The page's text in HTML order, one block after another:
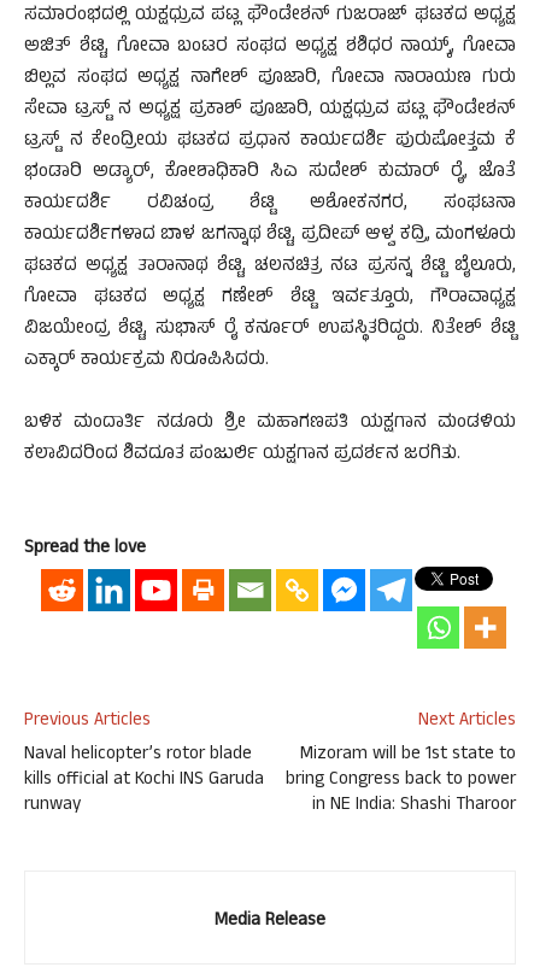
ಸಮಾರಂಭದಲ್ಲಿ ಯಕ್ಷಧ್ರುವ ಪಟ್ಲ ಫೌಂಡೇಶನ್ ಗುಜರಾಜ್ ಘಟಕದ ಅಧ್ಯಕ್ಷ
ಅಜಿತ್ ಶೆಟ್ಟಿ, ಗೋವಾ ಬಂಟರ ಸಂಘದ ಅಧ್ಯಕ್ಷ ಶಶಿಧರ ನಾಯ್ಕ್, ಗೋವಾ
ಬಿಲ್ಲವ ಸಂಘದ ಅಧ್ಯಕ್ಷ ನಾಗೇಶ್ ಪೂಜಾರಿ, ಗೋವಾ ನಾರಾಯಣ ಗುರು
ಸೇವಾ ಟ್ರಸ್ಟ್ ನ ಅಧ್ಯಕ್ಷ ಪ್ರಕಾಶ್ ಪೂಜಾರಿ, ಯಕ್ಷಧ್ರುವ ಪಟ್ಲ ಫೌಂಡೇಶನ್
ಟ್ರಸ್ಟ್ ನ ಕೇಂದ್ರೀಯ ಘಟಕದ ಪ್ರಧಾನ ಕಾರ್ಯದರ್ಶಿ ಪುರುಷೋತ್ತಮ ಕೆ
ಭಂಡಾರಿ ಅಡ್ಯಾರ್, ಕೋಶಾಧಿಕಾರಿ ಸಿಎ ಸುದೇಶ್ ಕುಮಾರ್ ರೈ, ಜೊತೆ
ಕಾರ್ಯದರ್ಶಿ ರವಿಚಂದ್ರ ಶೆಟ್ಟಿ ಅಶೋಕನಗರ, ಸಂಘಟನಾ
ಕಾರ್ಯದರ್ಶಿಗಳಾದ ಬಾಳ ಜಗನ್ನಾಥ ಶೆಟ್ಟಿ, ಪ್ರದೀಪ್ ಆಳ್ವ ಕದ್ರಿ, ಮಂಗಳೂರು
ಘಟಕದ ಅಧ್ಯಕ್ಷ ತಾರಾನಾಥ ಶೆಟ್ಟಿ, ಚಲನಚಿತ್ರ ನಟ ಪ್ರಸನ್ನ ಶೆಟ್ಟಿ ಬೈಲೂರು,
ಗೋವಾ ಘಟಕದ ಅಧ್ಯಕ್ಷ ಗಣೇಶ್ ಶೆಟ್ಟಿ ಇರ್ವತ್ತೂರು, ಗೌರಾವಾಧ್ಯಕ್ಷ
ವಿಜಯೇಂದ್ರ ಶೆಟ್ಟಿ, ಸುಭಾಸ್ ರೈ ಕರ್ನೂರ್ ಉಪಸ್ಥಿತರಿದ್ದರು. ನಿತೇಶ್ ಶೆಟ್ಟಿ
ಎಕ್ಕಾರ್ ಕಾರ್ಯಕ್ರಮ‌ ನಿರೂಪಿಸಿದರು.
ಬಳಿಕ ಮಂದಾರ್ತಿ ನಡೂರು ಶ್ರೀ ಮಹಾಗಣಪತಿ ಯಕ್ಷಗಾನ ಮಂಡಳಿಯ
ಕಲಾವಿದರಿಂದ ಶಿವದೂತ ಪಂಜುರ್ಲಿ ಯಕ್ಷಗಾನ ಪ್ರದರ್ಶನ ಜರಗಿತು.
Spread the love
Previous Articles
Naval helicopter’s rotor blade
kills official at Kochi INS Garuda
runway
Next Articles
Mizoram will be 1st state to
bring Congress back to power
in NE India: Shashi Tharoor
Media Release